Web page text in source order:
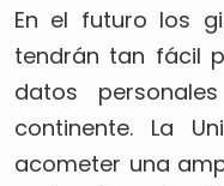
En el futuro los
tendrán tan fácil
datos
continente. La
acometer una